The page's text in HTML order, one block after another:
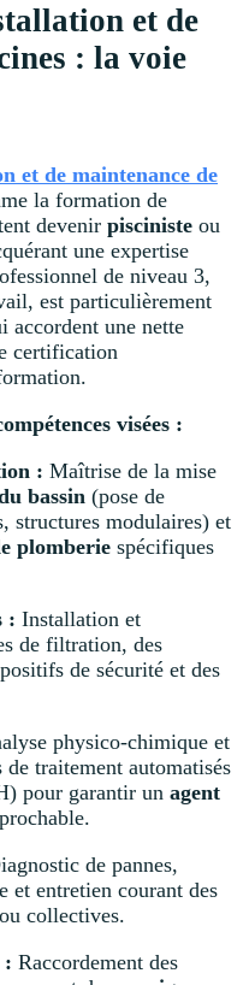
et de
: la voie
et de maintenance de
la formation de
devenir pisciniste ou
une expertise
de niveau 3,
est particulièrement
accordent une nette
certification
visées :
: Maîtrise de la mise
bassin (pose de
structures modulaires) et
plomberie spécifiques
: Installation et
de filtration, des
de sécurité et des
physico-chimique et
de traitement automatisés
pour garantir un agent
de pannes,
et entretien courant des
collectives.
: Raccordement des